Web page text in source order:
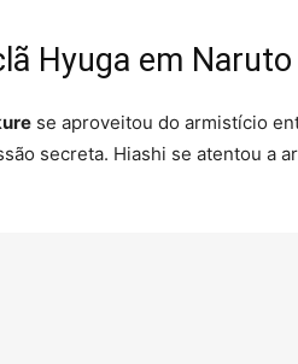
Hyuga em Naruto
se aproveitou do armistício
secreta. Hiashi se atentou a